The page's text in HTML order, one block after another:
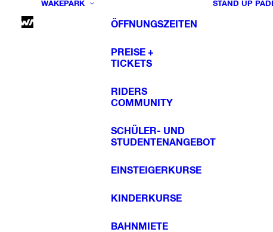
WAKEPARK
ÖFFNUNGSZEITEN
PREISE +
TICKETS
RIDERS
COMMUNITY
SCHÜLER- UND
STUDENTENANGEBOT
EINSTEIGERKURSE
KINDERKURSE
BAHNMIETE
STAND UP